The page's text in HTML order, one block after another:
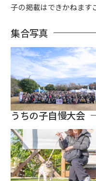
子の掲載はできかねます
集合写真
うちの子自慢大会